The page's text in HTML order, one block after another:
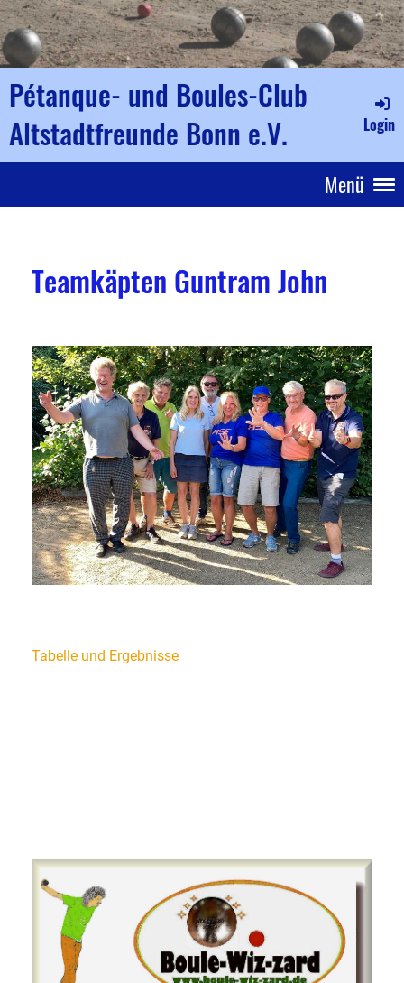
Pétanque- und Boules-Club
Altstadtfreunde Bonn e.V.
Login
Menü
Teamkäpten Guntram John
Tabelle und Ergebnisse